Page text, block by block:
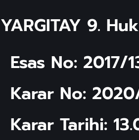
YARGITAY 9.
Esas No: 2017/
Karar No:
Karar Tarihi: